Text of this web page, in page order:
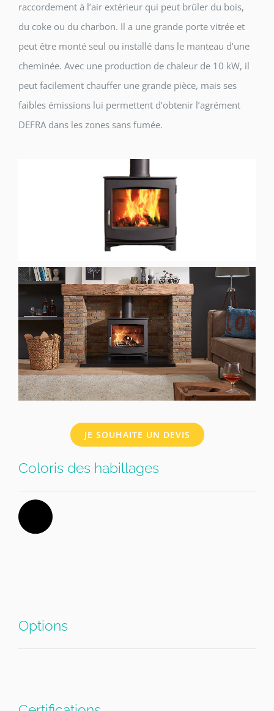
raccordement à l’air extérieur qui peut brûler du bois,
du coke ou du charbon. Il a une grande porte vitrée et
peut être monté seul ou installé dans le manteau d’une
cheminée. Avec une production de chaleur de 10 kW, il
peut facilement chauffer une grande pièce, mais ses
faibles émissions lui permettent d’obtenir l’agrément
DEFRA dans les zones sans fumée.
JE SOUHAITE UN DEVIS
Coloris des habillages
Options